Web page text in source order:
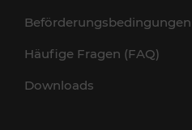
Beförderungsbedingungen
Häufige Fragen (FAQ)
Downloads